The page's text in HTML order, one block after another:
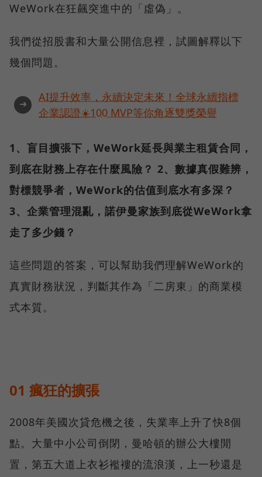
WeWork在狂飆突進中的「虛偽」。
我們從招股書和大量公開信息裡，試圖解釋以下
幾個問題。
➜
AI提升效率，永續決定未來！全球永續指標
企業認證☀️100 MVP等你角逐雙獎榮譽
1、盲目擴張下，WeWork延長與業主租賃合同，
到底在財務上存在什麼風險？ 2、數據真假難辨，
對標競爭者，WeWork的估值到底水有多深？
3、企業管理混亂，諾伊曼家族到底從WeWork拿
走了多少錢？
這些問題的答案，可以幫助我們理解WeWork的
真實財務狀況，判斷其作為「二房東」的商業模
式本質。
01 瘋狂的擴張
2008年美國次貸危機之後，失業率上升了快8個
點。大量中小公司倒閉，曼哈頓的辦公大樓閒
置，第五大道上衣衫襤褸的流浪漢，上一秒還是